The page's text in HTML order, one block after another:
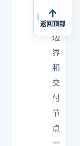
现
场
边
界
和
交
付
节
点
一
返回顶部